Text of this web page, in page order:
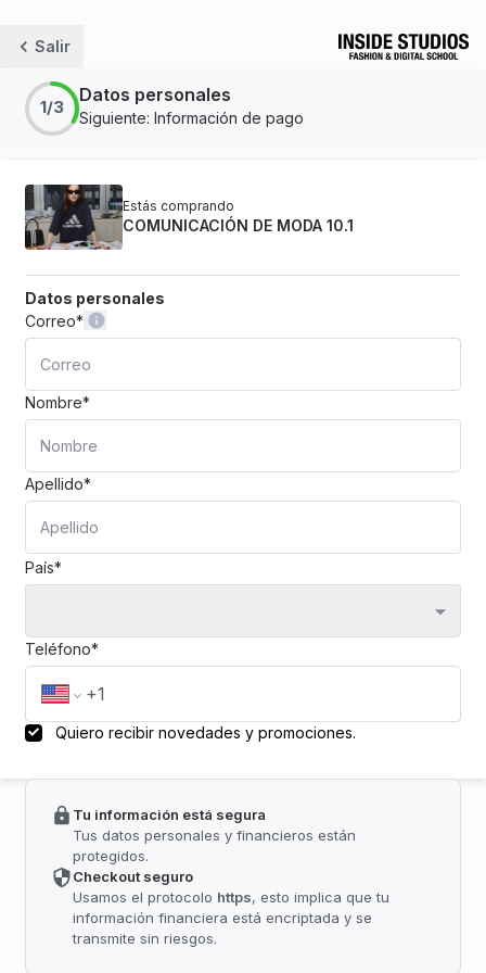
Salir
1/3
Datos personales
Siguiente: Información de pago
Estás comprando
COMUNICACIÓN DE MODA 10.1
Datos personales
Correo*
Nombre*
Apellido*
País*
Teléfono*
Quiero recibir novedades y promociones.
Tu información está segura
Tus datos personales y financieros están
protegidos.
Checkout seguro
Usamos el protocolo https, esto implica que tu
información financiera está encriptada y se
transmite sin riesgos.